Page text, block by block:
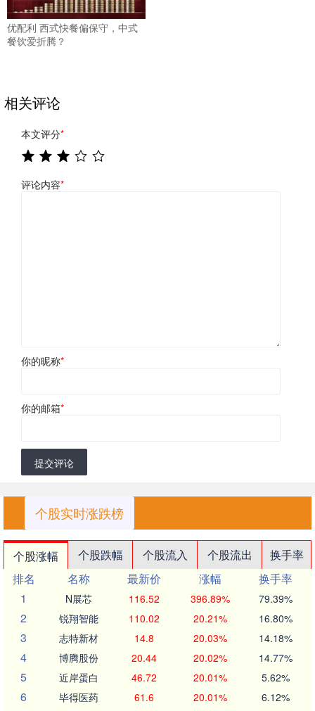
优配利 西式快餐偏保守，中式
餐饮爱折腾？
相关评论
本文评分*
评论内容*
你的昵称*
你的邮箱*
提交评论
个股实时涨跌榜
个股涨幅 个股跌幅 个股流入 个股流出
换手率
排名
名称 最新价 涨幅
换手率
1
N展芯 116.52 396.89% 79.39%
2 锐翔智能 110.02 20.21% 16.80%
3 志特新材 14.8 20.03% 14.18%
4 博腾股份 20.44 20.02% 14.77%
5 近岸蛋白 46.72 20.01% 5.62%
6 毕得医药 61.6 20.01% 6.12%